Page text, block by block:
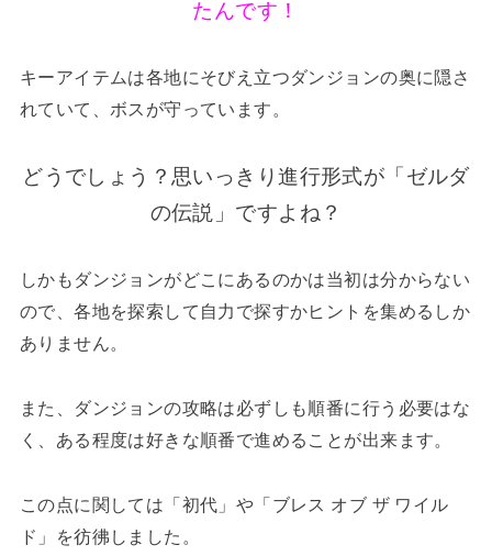
たんです！
キーアイテムは各地にそびえ立つダンジョンの奥に隠さ
れていて、ボスが守っています。
どうでしょう？思いっきり進行形式が「ゼルダ
の伝説」ですよね？
しかもダンジョンがどこにあるのかは当初は分からない
ので、各地を探索して自力で探すかヒントを集めるしか
ありません。
また、ダンジョンの攻略は必ずしも順番に行う必要はな
く、ある程度は好きな順番で進めることが出来ます。
この点に関しては「初代」や「ブレス オブ ザ ワイル
ド」を彷彿しました。